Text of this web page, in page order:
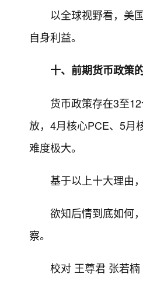
以全球视野看，美
自身利益。
十、前期货币政策
货币政策存在3至
放，4月核心PCE、5月
难度极大。
基于以上十大理由
欲知后情到底如何
察。
校对 王尊君 张若楠